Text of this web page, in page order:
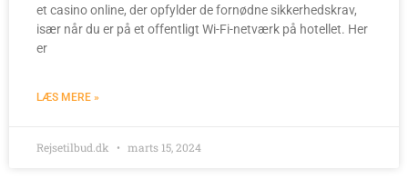
et casino online, der opfylder de fornødne sikkerhedskrav,
især når du er på et offentligt Wi-Fi-netværk på hotellet. Her
er
LÆS MERE »
Rejsetilbud.dk marts 15, 2024